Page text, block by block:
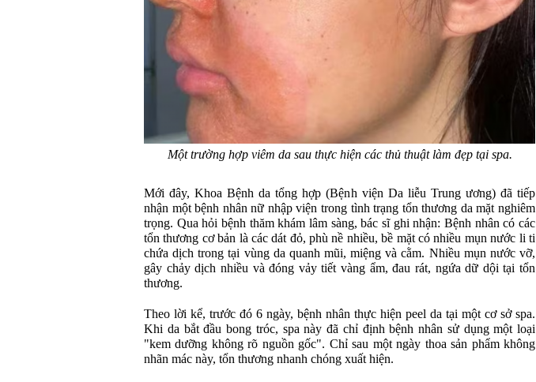
Một trường hợp viêm da sau thực hiện các thủ thuật làm đẹp tại spa.
Mới đây, Khoa Bệnh da tổng hợp (Bệnh viện Da liễu Trung ương) đã tiếp
nhận một bệnh nhân nữ nhập viện trong tình trạng tổn thương da mặt nghiêm
trọng. Qua hỏi bệnh thăm khám lâm sàng, bác sĩ ghi nhận: Bệnh nhân có các
tổn thương cơ bản là các dát đỏ, phù nề nhiều, bề mặt có nhiều mụn nước li ti
chứa dịch trong tại vùng da quanh mũi, miệng và cằm. Nhiều mụn nước vỡ,
gây chảy dịch nhiều và đóng vảy tiết vàng ẩm, đau rát, ngứa dữ dội tại tổn
thương.
Theo lời kể, trước đó 6 ngày, bệnh nhân thực hiện peel da tại một cơ sở spa.
Khi da bắt đầu bong tróc, spa này đã chỉ định bệnh nhân sử dụng một loại
"kem dưỡng không rõ nguồn gốc". Chỉ sau một ngày thoa sản phẩm không
nhãn mác này, tổn thương nhanh chóng xuất hiện.